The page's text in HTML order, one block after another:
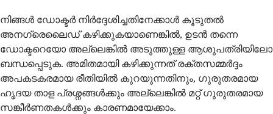
നിങ്ങൾ ഡോക്ടർ നിർദ്ദേശിച്ചതിനേക്കാൾ കൂടുതൽ
അനഗ്രെലൈഡ് കഴിക്കുകയാണെങ്കിൽ, ഉടൻ തന്നെ
ഡോക്ടറെയോ അല്ലെങ്കിൽ അടുത്തുള്ള ആശുപത്രിയിലോ
ബന്ധപ്പെടുക. അമിതമായി കഴിക്കുന്നത് രക്തസമ്മർദ്ദം
അപകടകരമായ രീതിയിൽ കുറയുന്നതിനും, ഗുരുതരമായ
ഹൃദയ താള പ്രശ്നങ്ങൾക്കും അല്ലെങ്കിൽ മറ്റ് ഗുരുതരമായ
സങ്കീർണതകൾക്കും കാരണമായേക്കാം.